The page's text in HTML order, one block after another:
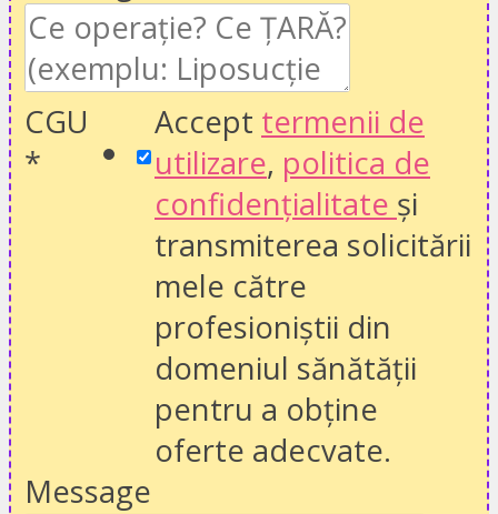
CGU
*
Accept termenii de
utilizare, politica de
confidențialitate și
transmiterea solicitării
mele către
profesioniștii din
domeniul sănătății
pentru a obține
oferte adecvate.
Message